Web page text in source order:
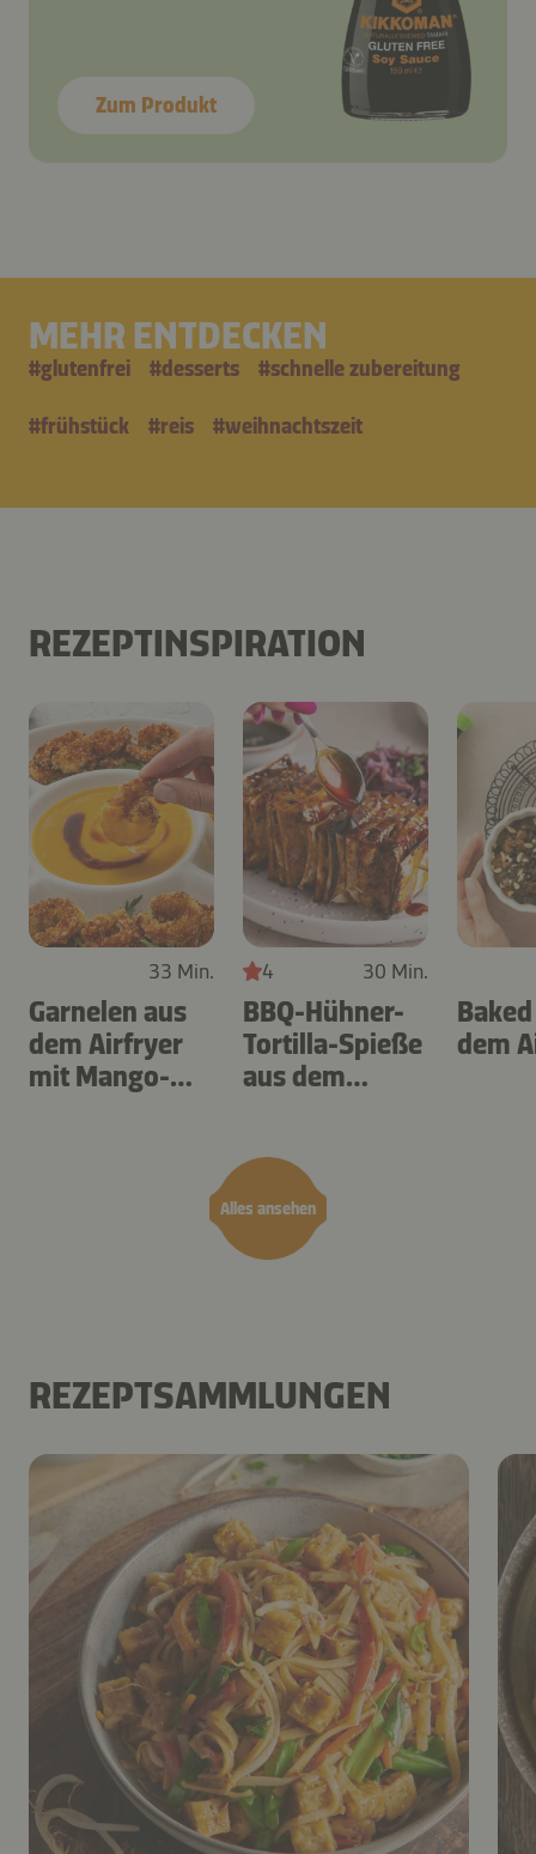
Zum Produkt
MEHR ENTDECKEN
#glutenfrei #desserts #schnelle zubereitung
#frühstück #reis #weihnachtszeit
REZEPTINSPIRATION
Alles ansehen
33 Min.
Garnelen aus
dem Airfryer
mit Mango-
4 30 Min.
BBQ-Hühner-
Tortilla-Spieße
aus dem
dem
REZEPTSAMMLUNGEN